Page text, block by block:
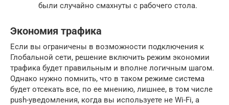
были случайно смахнуты с рабочего стола.
Экономия трафика
Если вы ограничены в возможности подключения к
Глобальной сети, решение включить режим экономии
трафика будет правильным и вполне логичным шагом.
Однако нужно помнить, что в таком режиме система
будет отсекать все, по ее мнению, лишнее, в том числе
push-уведомления, когда вы используете не Wi-Fi, а